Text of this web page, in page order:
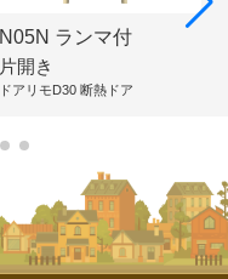
N05N ランマ付
片開き
ドアリモD30 断熱ドア